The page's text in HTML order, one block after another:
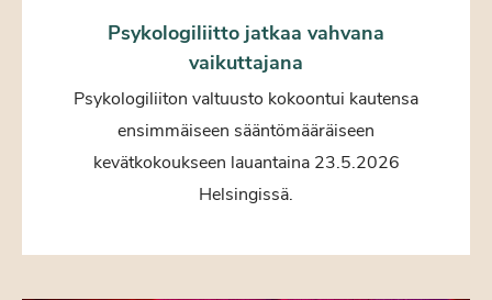
Psykologiliitto jatkaa vahvana
vaikuttajana
Psykologiliiton valtuusto kokoontui kautensa
ensimmäiseen sääntömääräiseen
kevätkokoukseen lauantaina 23.5.2026
Helsingissä.